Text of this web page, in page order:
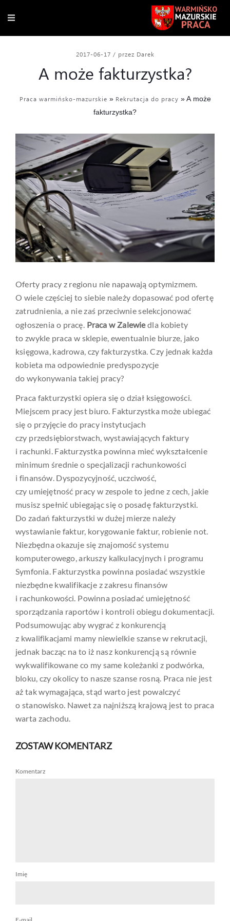
2017-06-17 / przez Darek
A może fakturzystka?
Praca warmińsko-mazurskie » Rekrutacja do pracy »A może
fakturzystka?
Oferty pracy z regionu nie napawają optymizmem.
O wiele częściej to siebie należy dopasować pod ofertę
zatrudnienia, a nie zaś przeciwnie selekcjonować
ogłoszenia o pracę. Praca w Zalewiedla kobiety
to zwykle praca w sklepie, ewentualnie biurze, jako
księgowa, kadrowa, czy fakturzystka. Czy jednak każda
kobieta ma odpowiednie predyspozycje
do wykonywania takiej pracy?
Praca fakturzystki opiera się o dział księgowości.
Miejscem pracy jest biuro. Fakturzystka może ubiegać
się o przyjęcie do pracy instytucjach
czy przedsiębiorstwach, wystawiających faktury
i rachunki. Fakturzystka powinna mieć wykształcenie
minimum średnie o specjalizacji rachunkowości
i finansów. Dyspozycyjność, uczciwość,
czy umiejętność pracy w zespole to jedne z cech, jakie
musisz spełnić ubiegając się o posadę fakturzystki.
Do zadań fakturzystki w dużej mierze należy
wystawianie faktur, korygowanie faktur, robienie not.
Niezbędna okazuje się znajomość systemu
komputerowego, arkuszy kalkulacyjnych i programu
Symfonia. Fakturzystka powinna posiadać wszystkie
niezbędne kwalifikacje z zakresu finansów
i rachunkowości. Powinna posiadać umiejętność
sporządzania raportów i kontroli obiegu dokumentacji.
Podsumowując aby wygrać z konkurencją
z kwalifikacjami mamy niewielkie szanse w rekrutacji,
jednak bacząc na to iż nasz konkurencją są równie
wykwalifikowane co my same koleżanki z podwórka,
bloku, czy okolicy to nasze szanse rosną. Praca nie jest
aż tak wymagająca, stąd warto jest powalczyć
o stanowisko. Nawet za najniższą krajową jest to praca
warta zachodu.
ZOSTAW KOMENTARZ
Komentarz
Imię